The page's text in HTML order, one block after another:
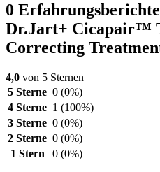
0
Dr.Jart+ Cicapair™
Correcting
4,0 von 5 Sternen
5 Sterne 0 (0%)
4 Sterne 1 (100%)
3 Sterne 0 (0%)
2 Sterne 0 (0%)
1 Stern
0 (0%)